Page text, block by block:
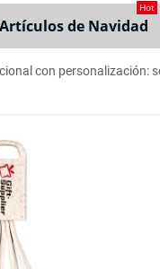
Artículos de Navidad
Hot
con personalización: